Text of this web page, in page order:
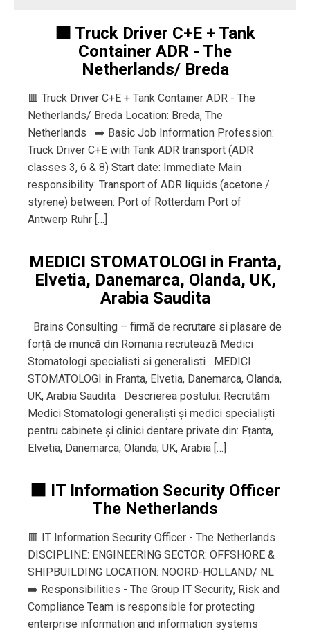
🟥 Truck Driver C+E + Tank
Container ADR - The
Netherlands/ Breda
🟥 Truck Driver C+E + Tank Container ADR - The
Netherlands/ Breda Location: Breda, The
Netherlands ➡️ Basic Job Information Profession:
Truck Driver C+E with Tank ADR transport (ADR
classes 3, 6 & 8) Start date: Immediate Main
responsibility: Transport of ADR liquids (acetone /
styrene) between: Port of Rotterdam Port of
Antwerp Ruhr […]
MEDICI STOMATOLOGI in Franta,
Elvetia, Danemarca, Olanda, UK,
Arabia Saudita
Brains Consulting – firmă de recrutare si plasare de
forță de muncă din Romania recrutează Medici
Stomatologi specialisti si generalisti MEDICI
STOMATOLOGI in Franta, Elvetia, Danemarca, Olanda,
UK, Arabia Saudita Descrierea postului: Recrutăm
Medici Stomatologi generaliști și medici specialiști
pentru cabinete și clinici dentare private din: Fțanta,
Elvetia, Danemarca, Olanda, UK, Arabia […]
🟥 IT Information Security Officer
The Netherlands
🟥 IT Information Security Officer - The Netherlands
DISCIPLINE: ENGINEERING SECTOR: OFFSHORE &
SHIPBUILDING LOCATION: NOORD-HOLLAND/ NL
➡️ Responsibilities - The Group IT Security, Risk and
Compliance Team is responsible for protecting
enterprise information and information systems